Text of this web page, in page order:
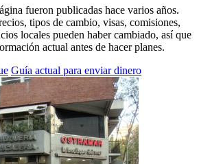
fueron publicadas hace varios años.
tipos de cambio, visas, comisiones,
locales pueden haber cambiado, así que
actual antes de hacer planes.
Guía actual para enviar dinero